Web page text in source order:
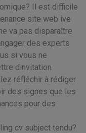
Il est difficile
site web ive
va pas disparaître
des experts
si vous ne
dinvitation
réfléchir à rédiger
des signes que les
pour des
cv subject tendu?